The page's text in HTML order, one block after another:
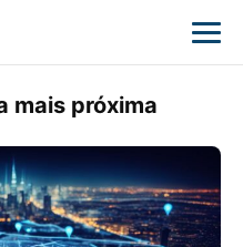
mais próxima